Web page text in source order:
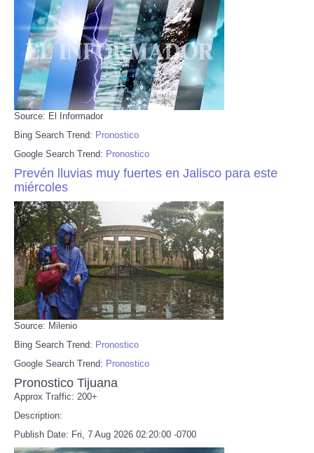
Source: El Informador
Bing Search Trend: Pronostico
Google Search Trend: Pronostico
Prevén lluvias muy fuertes en Jalisco para este
miércoles
Source: Milenio
Bing Search Trend: Pronostico
Google Search Trend: Pronostico
Pronostico Tijuana
Approx Traffic: 200+
Description:
Publish Date: Fri, 7 Aug 2026 02:20:00 -0700